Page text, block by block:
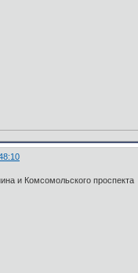
и Комсомольского проспекта